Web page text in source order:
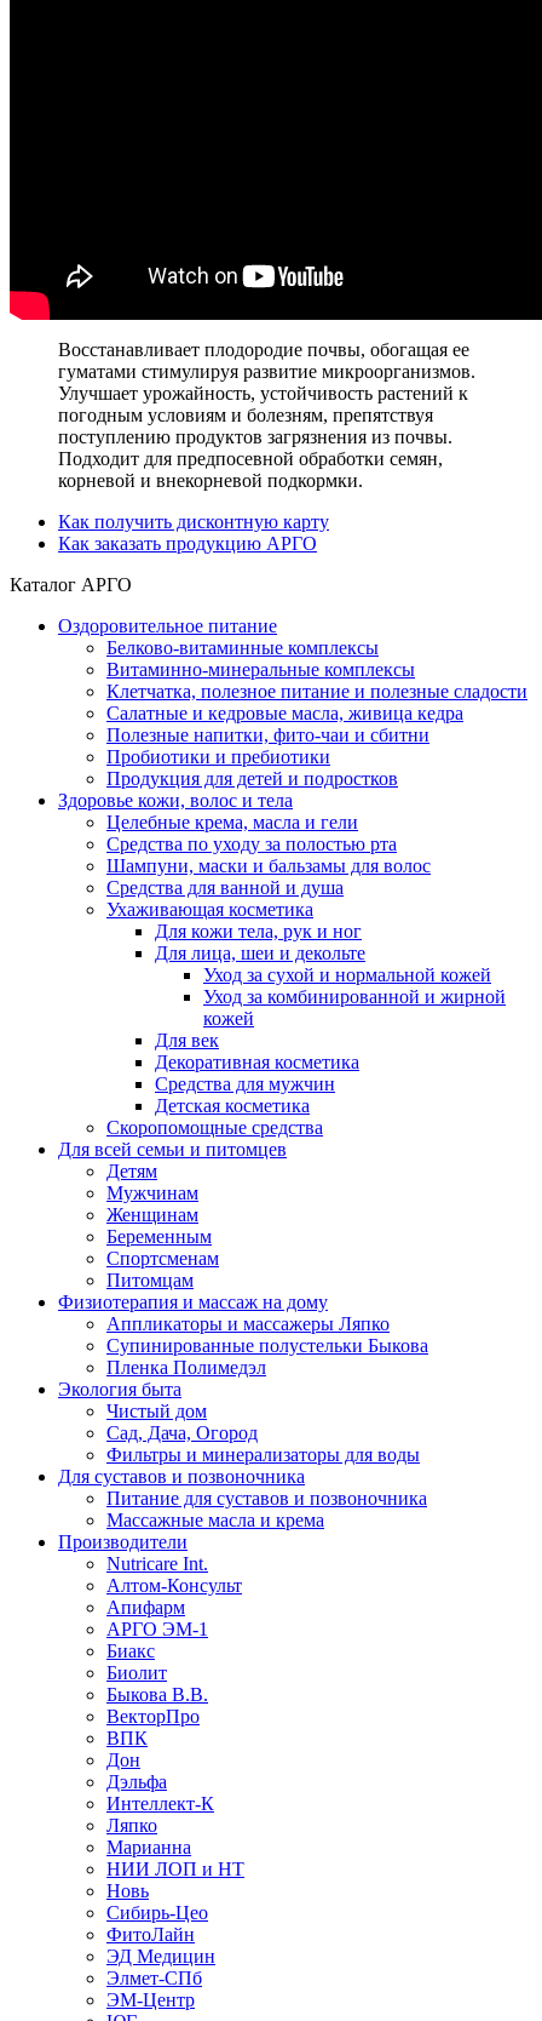
Восстанавливает плодородие почвы, обогащая ее
гуматами стимулируя развитие микроорганизмов.
Улучшает урожайность, устойчивость растений к
погодным условиям и болезням, препятствуя
поступлению продуктов загрязнения из почвы.
Подходит для предпосевной обработки семян,
корневой и внекорневой подкормки.
Как получить дисконтную карту
Как заказать продукцию АРГО
Каталог АРГО
Оздоровительное питание
Белково-витаминные комплексы
Витаминно-минеральные комплексы
Клетчатка, полезное питание и полезные сладости
Салатные и кедровые масла, живица кедра
Полезные напитки, фито-чаи и сбитни
Пробиотики и пребиотики
Продукция для детей и подростков
Здоровье кожи, волос и тела
Целебные крема, масла и гели
Средства по уходу за полостью рта
Шампуни, маски и бальзамы для волос
Средства для ванной и душа
Ухаживающая косметика
Для кожи тела, рук и ног
Для лица, шеи и декольте
Уход за сухой и нормальной кожей
Уход за комбинированной и жирной
кожей
Для век
Декоративная косметика
Средства для мужчин
Детская косметика
Скоропомощные средства
Для всей семьи и питомцев
Детям
Мужчинам
Женщинам
Беременным
Спортсменам
Питомцам
Физиотерапия и массаж на дому
Аппликаторы и массажеры Ляпко
Супинированные полустельки Быкова
Пленка Полимедэл
Экология быта
Чистый дом
Сад, Дача, Огород
Фильтры и минерализаторы для воды
Для суставов и позвоночника
Питание для суставов и позвоночника
Массажные масла и крема
Производители
Nutricare Int.
Алтом-Консульт
Апифарм
АРГО ЭМ-1
Биакс
Биолит
Быкова В.В.
ВекторПро
ВПК
Дон
Дэльфа
Интеллект-К
Ляпко
Марианна
НИИ ЛОП и НТ
Новь
Сибирь-Цео
ФитоЛайн
ЭД Медицин
Элмет-СПб
ЭМ-Центр